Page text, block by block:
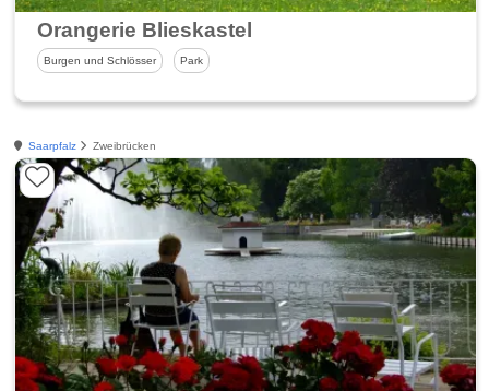
Orangerie Blieskastel
Burgen und Schlösser Park
Saarpfalz Zweibrücken